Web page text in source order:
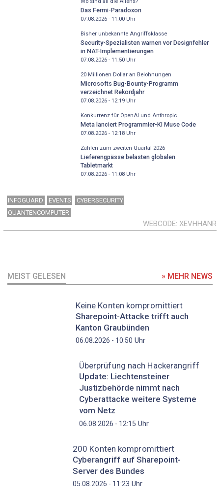
Das Fermi-Paradoxon
07.08.2026 - 11:00Uhr
Bisher unbekannte Angriffsklasse
Security-Spezialisten warnen vor Designfehler
in NAT-Implementierungen
07.08.2026 - 11:50Uhr
20 Millionen Dollar an Belohnungen
Microsofts Bug-Bounty-Programm
verzeichnet Rekordjahr
07.08.2026 - 12:19Uhr
Konkurrenz für OpenAI und Anthropic
Meta lanciert Programmier-KI Muse Code
07.08.2026 - 12:18Uhr
Zahlen zum zweiten Quartal 2026
Lieferengpässe belasten globalen
Tabletmarkt
07.08.2026 - 11:08Uhr
INFOGUARD EVENTS
CYBERSECURITY
QUANTENCOMPUTER
WEBCODE XEVHHANR
MEIST GELESEN » MEHR NEWS
Keine Konten kompromittiert
Sharepoint-Attacke trifft auch
Kanton Graubünden
06.08.2026 - 10:50 Uhr
Überprüfung nach Hackerangriff
Update: Liechtensteiner
Justizbehörde nimmt nach
Cyberattacke weitere Systeme
vom Netz
06.08.2026 - 12:15 Uhr
200 Konten kompromittiert
Cyberangriff auf Sharepoint-
Server des Bundes
05.08.2026 - 11:23 Uhr